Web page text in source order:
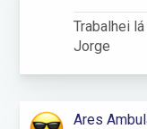
Trabalhei
Jorge
Ares